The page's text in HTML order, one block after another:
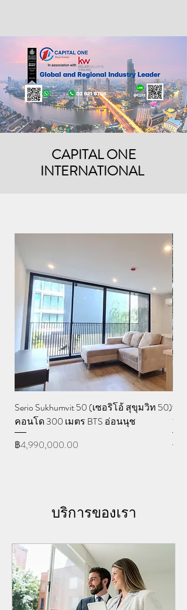
CAPITAL ONE
INTERNATIONAL
Serio Sukhumvit 50 (เซอริโอ้ สุขุมวิท 50)
คอนโด 300 เมตร BTS อ่อนนุช
ราคา
฿4,990,000.00
ที่ดิ
18
รา
฿
บริการของเรา